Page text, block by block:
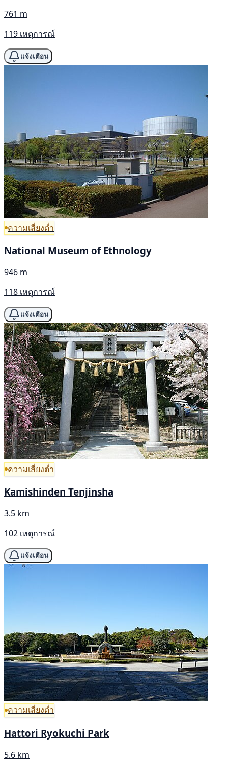
761 m
119 เหตุการณ์
แจ้งเตือน
ความเสี่ยงต่ำ
National Museum of Ethnology
946 m
118 เหตุการณ์
แจ้งเตือน
ความเสี่ยงต่ำ
Kamishinden Tenjinsha
3.5 km
102 เหตุการณ์
แจ้งเตือน
ความเสี่ยงต่ำ
Hattori Ryokuchi Park
5.6 km